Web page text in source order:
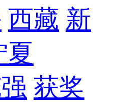
西藏 新
夏
获奖